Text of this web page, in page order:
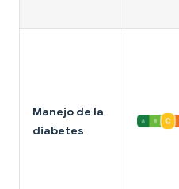
Manejo de la
diabetes